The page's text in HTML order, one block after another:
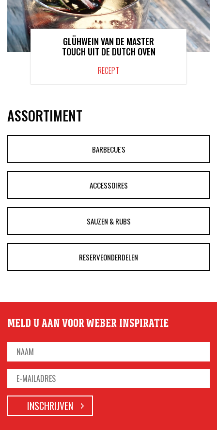
GLÜHWEIN VAN DE MASTER
TOUCH UIT DE DUTCH OVEN
RECEPT
ASSORTIMENT
BARBECUE'S
ACCESSOIRES
SAUZEN & RUBS
RESERVEONDERDELEN
MELD U AAN VOOR WEBER INSPIRATIE